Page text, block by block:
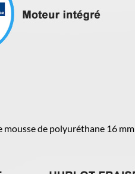
de polyuréthane 16 mm